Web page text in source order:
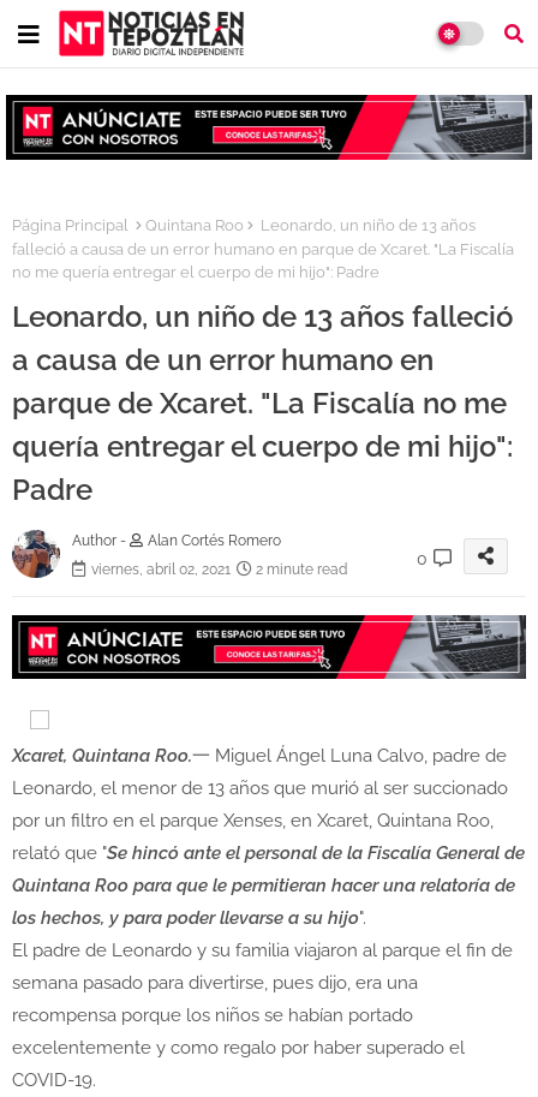
Página Principal Quintana Roo
Leonardo, un niño de 13 años
falleció a causa de un error humano en parque de Xcaret. "La Fiscalía
no me quería entregar el cuerpo de mi hijo": Padre
Leonardo, un niño de 13 años falleció
a causa de un error humano en
parque de Xcaret. "La Fiscalía no me
quería entregar el cuerpo de mi hijo":
Padre
Author -
Alan Cortés Romero
viernes, abril 02, 2021
2 minute read
0
Xcaret, Quintana Roo.一 Miguel Ángel Luna Calvo, padre de
Leonardo, el menor de 13 años que murió al ser succionado
por un filtro en el parque Xenses, en Xcaret, Quintana Roo,
relató que "Se hincó ante el personal de la Fiscalía General de
Quintana Roo para que le permitieran hacer una relatoría de
los hechos, y para poder llevarse a su hijo".
El padre de Leonardo y su familia viajaron al parque el fin de
semana pasado para divertirse, pues dijo, era una
recompensa porque los niños se habían portado
excelentemente y como regalo por haber superado el
COVID-19.